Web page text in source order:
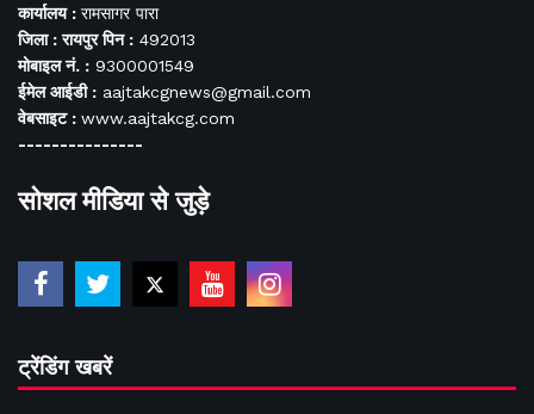
कार्यालय : रामसागर पारा
जिला : रायपुर पिन : 492013
मोबाइल नं. : 9300001549
ईमेल आईडी : aajtakcgnews@gmail.com
वेबसाइट : www.aajtakcg.com
---------------
सोशल मीडिया से जुड़े
ट्रेंडिंग खबरें